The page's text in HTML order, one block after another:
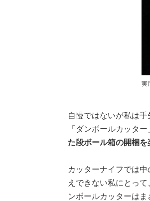
実
自慢ではないが私は
「ダンボールカッタ
た段ボール箱の開梱を
カッターナイフでは
えできない私にとって
ンボールカッターはま